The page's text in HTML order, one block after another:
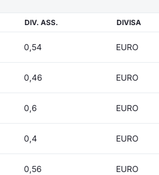
DIV. ASS. DIVISA
0,54 EURO
0,46 EURO
0,6 EURO
0,4 EURO
0,56 EURO